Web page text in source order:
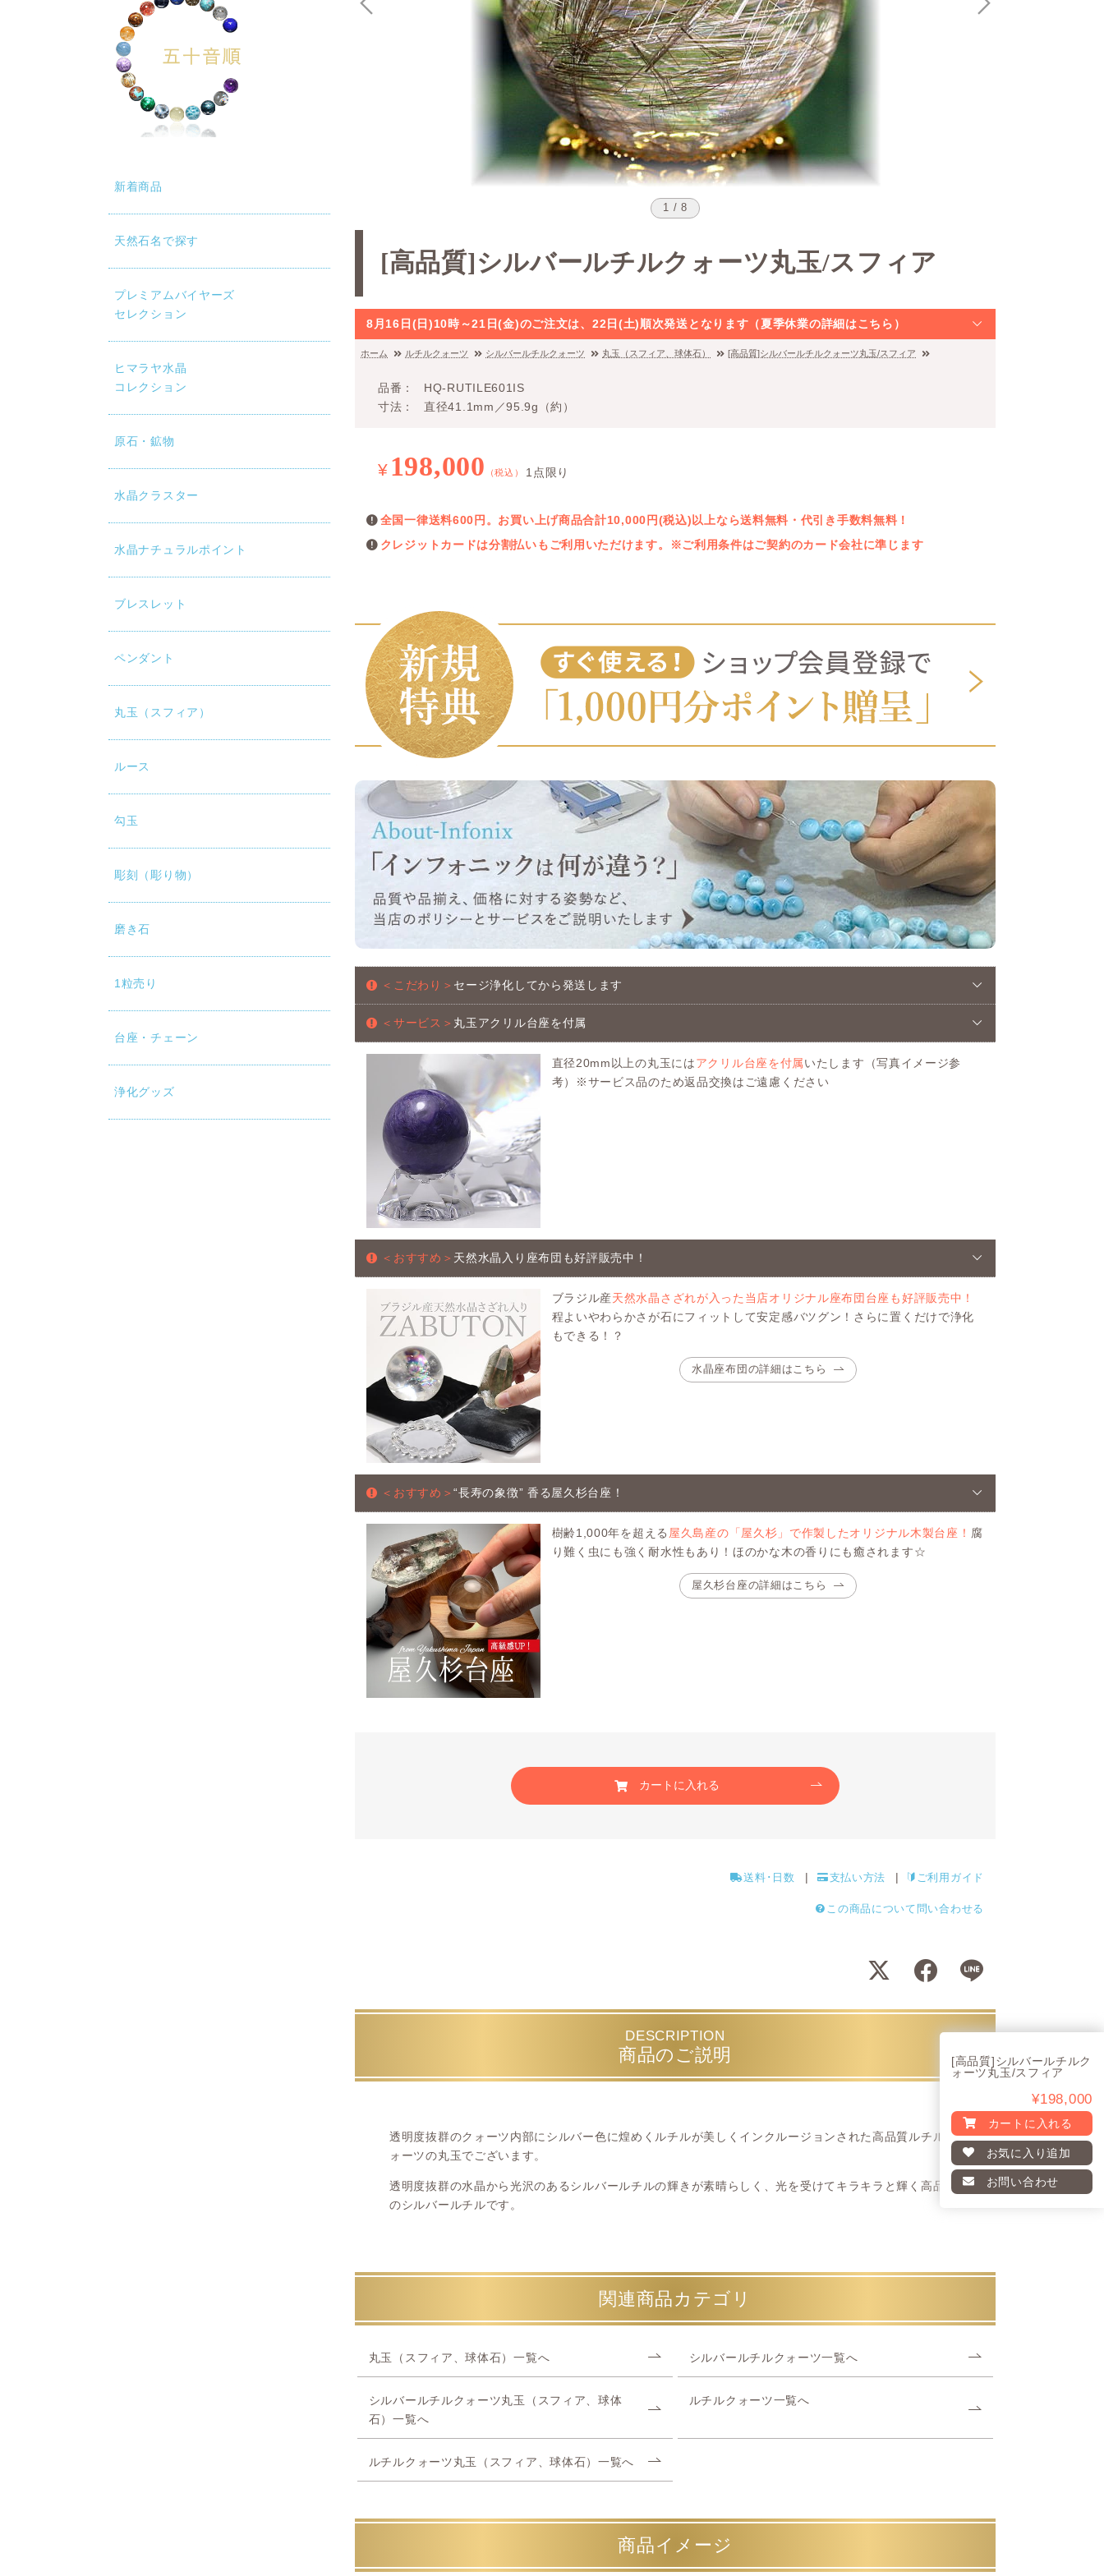
新着商品
天然石名で探す
プレミアムバイヤーズ
セレクション
ヒマラヤ水晶
コレクション
原石・鉱物
水晶クラスター
水晶ナチュラルポイント
ブレスレット
ペンダント
丸玉（スフィア）
ルース
勾玉
彫刻（彫り物）
磨き石
1粒売り
台座・チェーン
浄化グッズ
1 / 8
[高品質]シルバールチルクォーツ丸玉/スフィア
8月16日(日)10時～21日(金)のご注文は、22日(土)順次発送となります（夏季休業の詳細はこちら）
ホーム ルチルクォーツ シルバールチルクォーツ 丸玉（スフィア、球体石） [高品質]シルバールチルクォーツ丸玉/スフィア
品番
HQ-RUTILE601IS
寸法
直径41.1mm／95.9g（約）
¥ 198,000 （税込） 1点限り
全国一律送料600円。お買い上げ商品合計10,000円(税込)以上なら送料無料・代引き手数料無料！
クレジットカードは分割払いもご利用いただけます。※ご利用条件はご契約のカード会社に準じます
＜こだわり＞ セージ浄化してから発送します
＜サービス＞ 丸玉アクリル台座を付属
直径20mm以上の丸玉にはアクリル台座を付属いたします（写真イメージ参
考）※サービス品のため返品交換はご遠慮ください
＜おすすめ＞ 天然水晶入り座布団も好評販売中！
ブラジル産天然水晶さざれが入った当店オリジナル座布団台座も好評販売中！
程よいやわらかさが石にフィットして安定感バツグン！さらに置くだけで浄化
もできる！？
水晶座布団の詳細はこちら
＜おすすめ＞“長寿の象徴” 香る屋久杉台座！
樹齢1,000年を超える 屋久島産の「屋久杉」で作製したオリジナル木製台座！ 腐
り難く虫にも強く耐水性もあり！ほのかな木の香りにも癒されます☆
屋久杉台座の詳細はこちら
カートに入れる
[高品質]シルバールチルク
ォーツ丸玉/スフィア
¥198,000
カートに入れる
お気に入り追加
お問い合わせ
送料･日数 支払い方法 ご利用ガイド
この商品について問い合わせる
DESCRIPTION
商品のご説明
透明度抜群のクォーツ内部にシルバー色に煌めくルチルが美しくインクルージョンされた高品質ルチルク
ォーツの丸玉でございます。
透明度抜群の水晶から光沢のあるシルバールチルの輝きが素晴らしく、光を受けてキラキラと輝く高品質
のシルバールチルです。
関連商品カテゴリ
丸玉（スフィア、球体石）一覧へ シルバールチルクォーツ一覧へ
シルバールチルクォーツ丸玉（スフィア、球体
石）一覧へ
ルチルクォーツ一覧へ
ルチルクォーツ丸玉（スフィア、球体石）一覧へ
商品イメージ